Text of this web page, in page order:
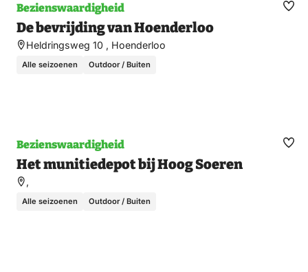
Bezienswaardigheid
De bevrijding van Hoenderloo
Heldringsweg 10 , Hoenderloo
Alle seizoenen Outdoor / Buiten
Bezienswaardigheid
Het munitiedepot bij Hoog Soeren
,
Alle seizoenen Outdoor / Buiten